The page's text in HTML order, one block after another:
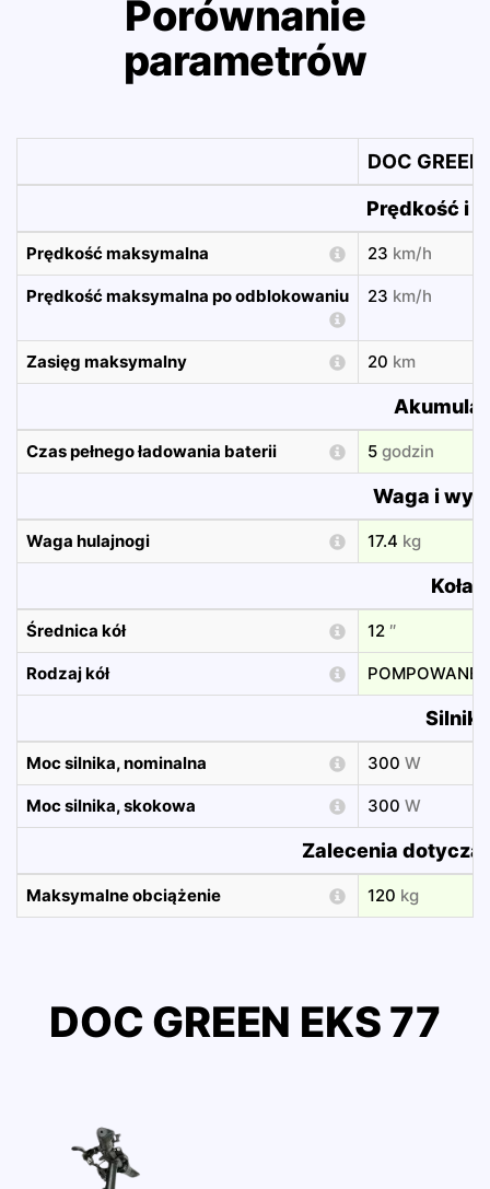
Porównanie
parametrów
DOC GREEN
Prędkość i
Prędkość maksymalna 23 km/h
Prędkość maksymalna po odblokowaniu 23 km/h
Zasięg maksymalny 20 km
Czas pełnego ładowania baterii 5 godzin
Waga i
Waga hulajnogi 17.4 kg
Koła
Średnica kół 12 ″
Rodzaj kół POMPOWANE
Silnik
Moc silnika, nominalna 300 W
Moc silnika, skokowa 300 W
Zalecenia
Maksymalne obciążenie 120 kg
DOC GREEN EKS 77